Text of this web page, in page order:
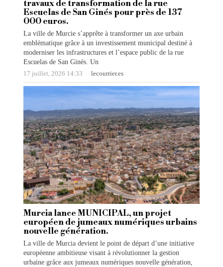
travaux de transformation de la rue
Escuelas de San Ginés pour près de 137
000 euros.
La ville de Murcie s’apprête à transformer un axe urbain
emblématique grâce à un investissement municipal destiné à
moderniser les infrastructures et l’espace public de la rue
Escuelas de San Ginés. Un
17 juillet, 2026 14:33 lecourrier.es
Murcia lance MUNICIPAL, un projet
européen de jumeaux numériques urbains
nouvelle génération.
La ville de Murcia devient le point de départ d’une initiative
européenne ambitieuse visant à révolutionner la gestion
urbaine grâce aux jumeaux numériques nouvelle génération,